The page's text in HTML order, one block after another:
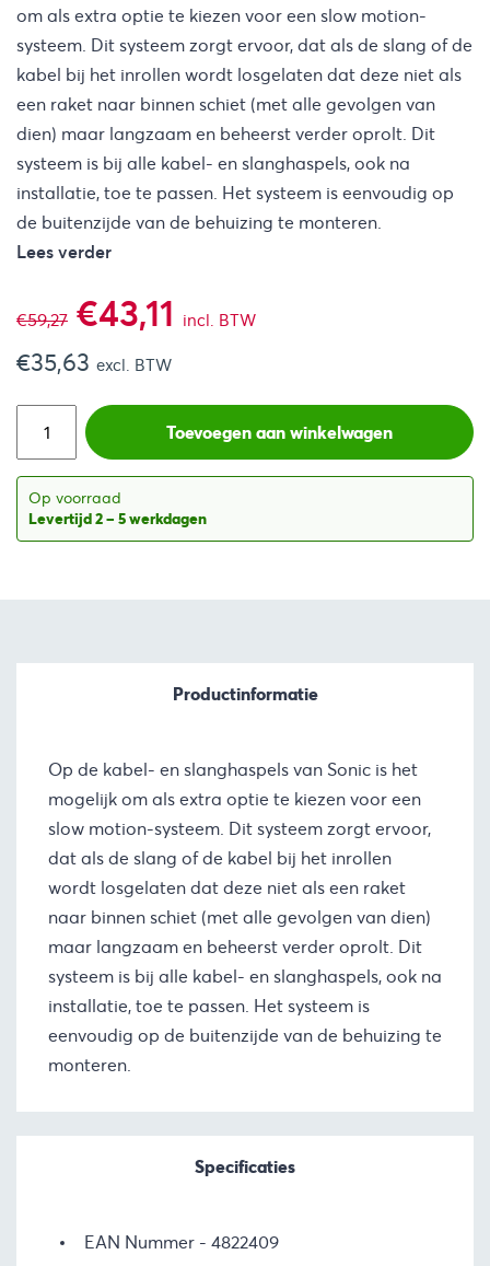
om als extra optie te kiezen voor een slow motion-
systeem. Dit systeem zorgt ervoor, dat als de slang of de
kabel bij het inrollen wordt losgelaten dat deze niet als
een raket naar binnen schiet (met alle gevolgen van
dien) maar langzaam en beheerst verder oprolt. Dit
systeem is bij alle kabel- en slanghaspels, ook na
installatie, toe te passen. Het systeem is eenvoudig op
de buitenzijde van de behuizing te monteren.
Lees verder
€59,27 Oorspronkelijke
prijs
was:
€59,27.
€43,11 Huidige
is:
€43,11.
incl. BTW
€35,63 excl. BTW
Toevoegen aan winkelwagen
Op voorraad
Levertijd 2 – 5 werkdagen
Productinformatie
Op de kabel- en slanghaspels van Sonic is het
mogelijk om als extra optie te kiezen voor een
slow motion-systeem. Dit systeem zorgt ervoor,
dat als de slang of de kabel bij het inrollen
wordt losgelaten dat deze niet als een raket
naar binnen schiet (met alle gevolgen van dien)
maar langzaam en beheerst verder oprolt. Dit
systeem is bij alle kabel- en slanghaspels, ook na
installatie, toe te passen. Het systeem is
eenvoudig op de buitenzijde van de behuizing te
monteren.
Specificaties
EAN Nummer 4822409